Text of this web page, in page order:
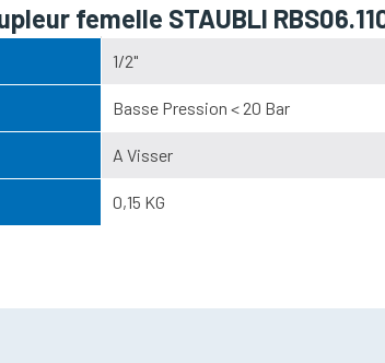
femelle STAUBLI
1/2"
Basse Pression < 20 Bar
A Visser
0,15 KG